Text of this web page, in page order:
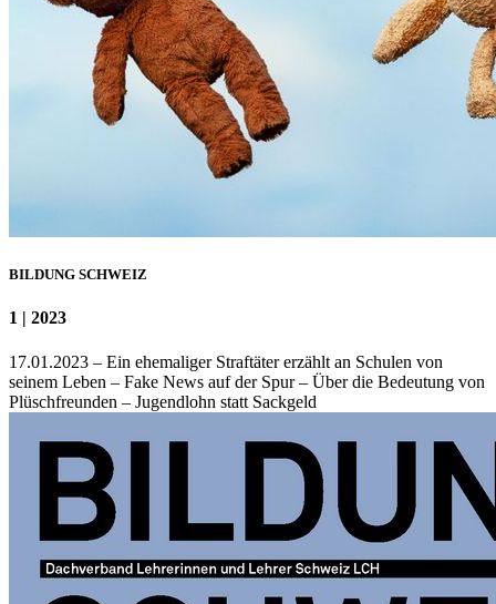
BILDUNG SCHWEIZ
1 | 2023
17.01.2023 – Ein ehemaliger Straftäter erzählt an Schulen von
seinem Leben – Fake News auf der Spur – Über die Bedeutung von
Plüschfreunden – Jugendlohn statt Sackgeld